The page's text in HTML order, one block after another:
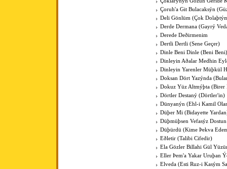
Çoruh'a Git Bulacaksýn
Deli Gönlüm (Çok
Derde Dermana (Gayrý
Derede Deðirmenim
Dertli Dertli (Sene Geçer)
Dinle Beni Dinle (Beni Beni)
Dinleyin Aðalar Medhin
Dinleyin Yarenler Müþkül
Doksan Dört Yazýnda
Dokuz Yüz Altmýþta (Birer
Dörtler Destaný (Dörtler'in)
Dünyanýn (Ehl-i Kamil
Düþer Mi (Bidayette
Düþmüþsen Vefasýz Dostun
Düþürdü (Kime Þekva
Eðletir (Talibi Cifedir)
Ela Gözler Billahi Gül
Eller Þem'a Yakar Uruþan
Elveda (Esti Ruz-i Kasým